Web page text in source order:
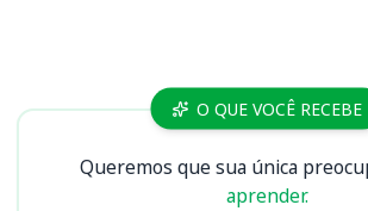
Cursos O QUE VOCÊ RECEBE
Queremos que sua única
aprender.